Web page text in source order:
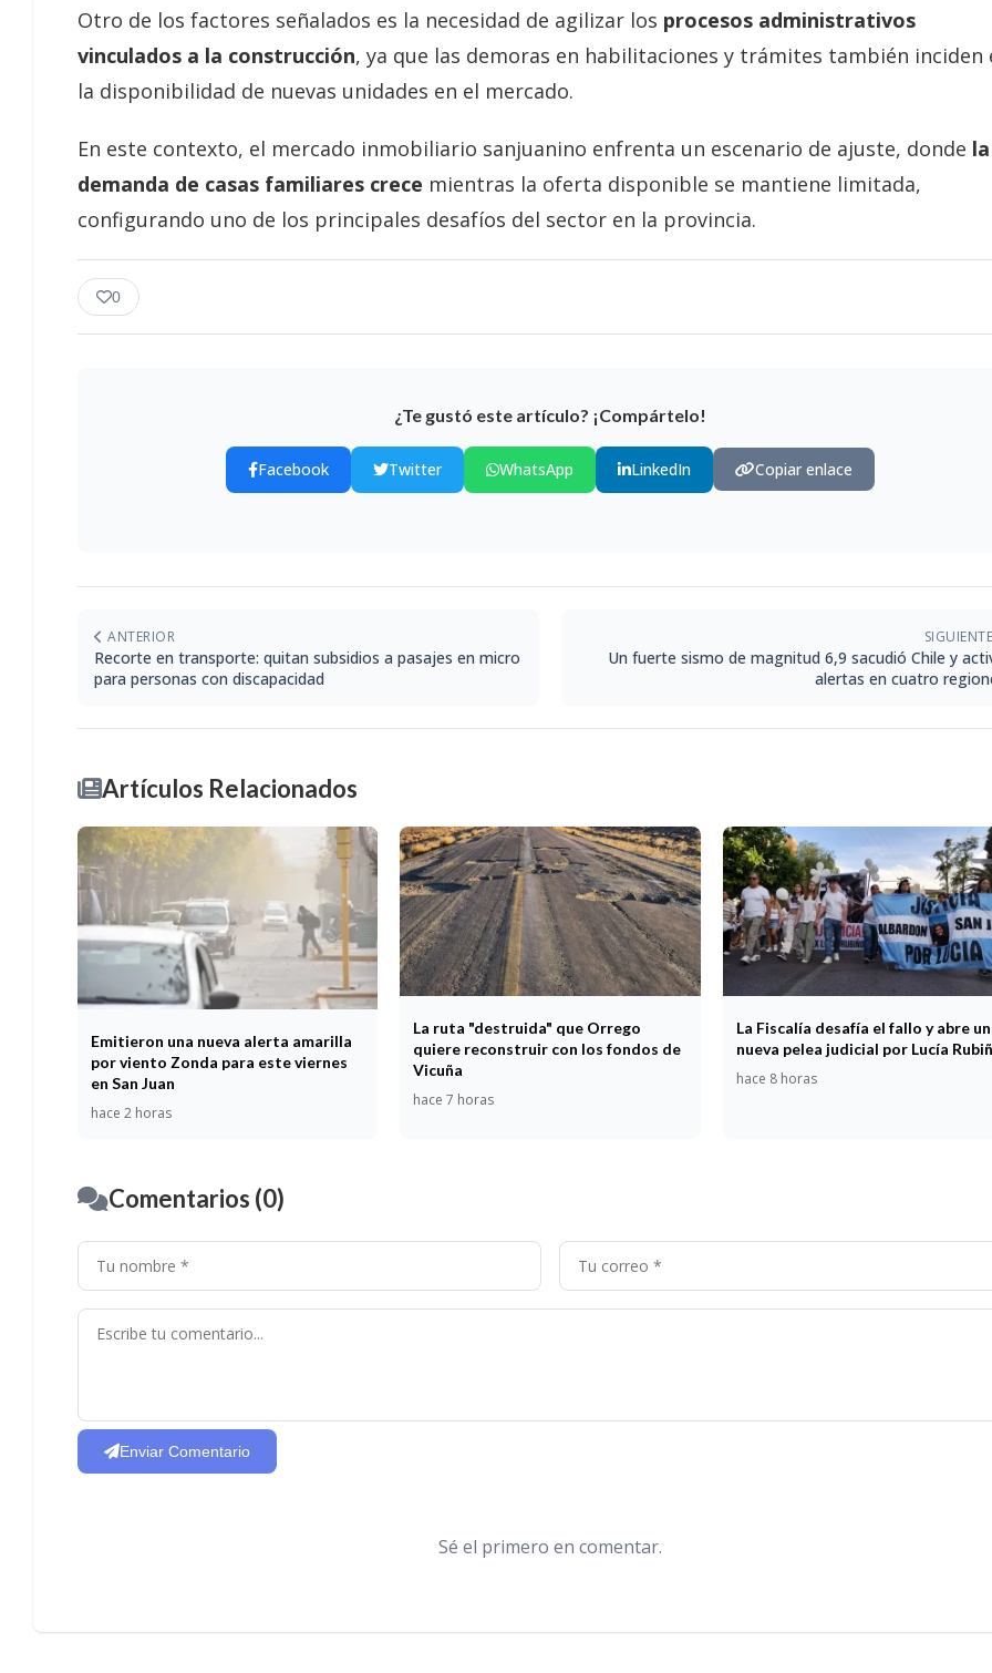
Otro de los factores señalados es la necesidad de agilizar los procesos administrativos
vinculados a la construcción, ya que las demoras en habilitaciones y trámites también inciden
la disponibilidad de nuevas unidades en el mercado.
En este contexto, el mercado inmobiliario sanjuanino enfrenta un escenario de ajuste, donde la
demanda de casas familiares crece mientras la oferta disponible se mantiene limitada,
configurando uno de los principales desafíos del sector en la provincia.
0
¿Te gustó este artículo? ¡Compártelo!
Facebook Twitter WhatsApp LinkedIn Copiar enlace
ANTERIOR
Recorte en transporte: quitan subsidios a pasajes en micro
para personas con discapacidad
SIGUIENTE
Un fuerte sismo de magnitud 6,9 sacudió Chile y
alertas en cuatro
Artículos Relacionados
Emitieron una nueva alerta amarilla
por viento Zonda para este viernes
en San Juan
hace 2 horas
La ruta "destruida" que Orrego
quiere reconstruir con los fondos de
Vicuña
hace 7 horas
La Fiscalía desafía el fallo y abre
nueva pelea judicial por Lucía
hace 8 horas
Comentarios (0)
Enviar Comentario
Sé el primero en comentar.